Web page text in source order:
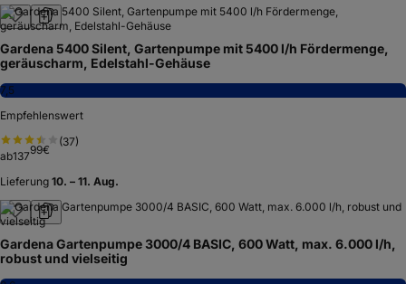
Gardena 5400 Silent, Gartenpumpe mit 5400 l/h Fördermenge,
geräuscharm, Edelstahl-Gehäuse
7,5
Empfehlenswert
(37)
ab13799€
Lieferung 10. – 11. Aug.
Gardena Gartenpumpe 3000/4 BASIC, 600 Watt, max. 6.000 l/h,
robust und vielseitig